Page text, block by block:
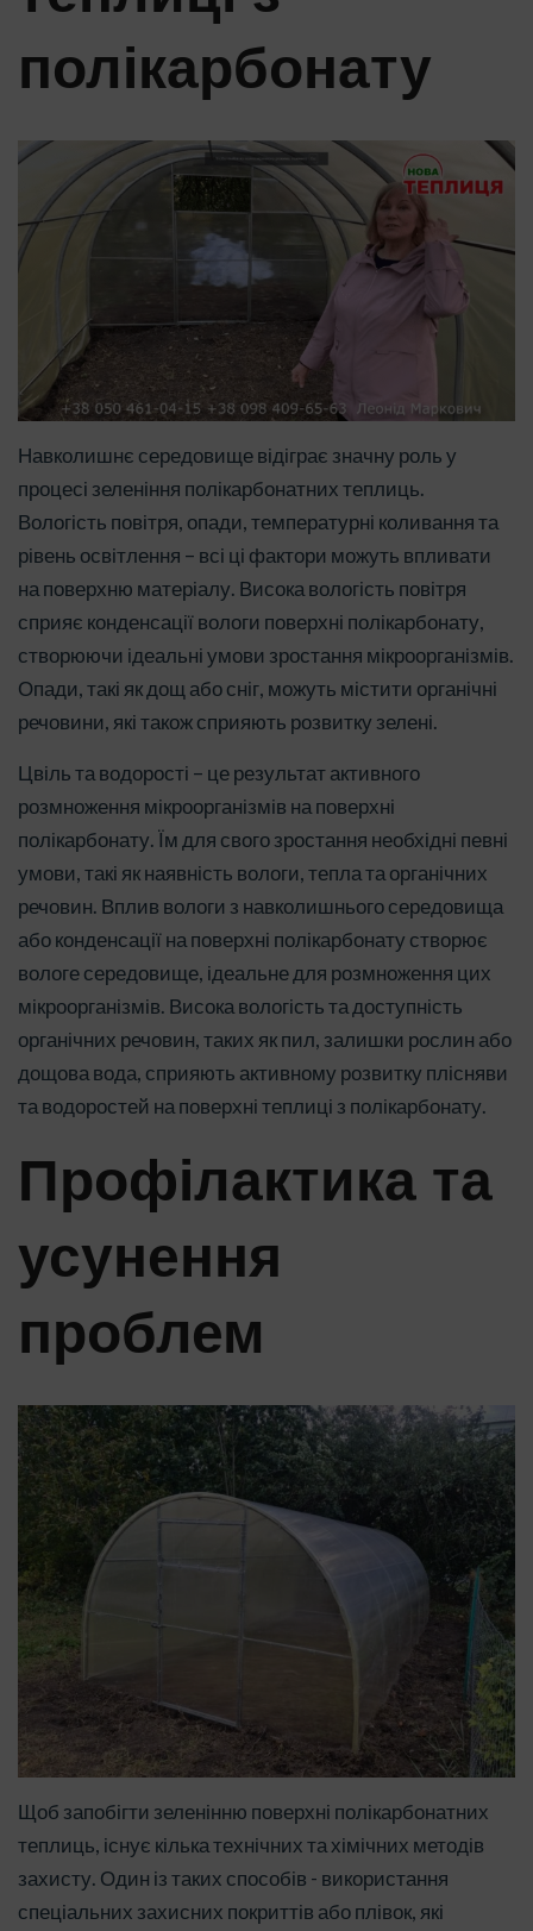
полікарбонату
Навколишнє середовище відіграє значну роль у
процесі зеленіння полікарбонатних теплиць.
Вологість повітря, опади, температурні коливання та
рівень освітлення – всі ці фактори можуть впливати
на поверхню матеріалу. Висока вологість повітря
сприяє конденсації вологи поверхні полікарбонату,
створюючи ідеальні умови зростання мікроорганізмів.
Опади, такі як дощ або сніг, можуть містити органічні
речовини, які також сприяють розвитку зелені.
Цвіль та водорості – це результат активного
розмноження мікроорганізмів на поверхні
полікарбонату. Їм для свого зростання необхідні певні
умови, такі як наявність вологи, тепла та органічних
речовин. Вплив вологи з навколишнього середовища
або конденсації на поверхні полікарбонату створює
вологе середовище, ідеальне для розмноження цих
мікроорганізмів. Висока вологість та доступність
органічних речовин, таких як пил, залишки рослин або
дощова вода, сприяють активному розвитку плісняви
та водоростей на поверхні теплиці з полікарбонату.
Профілактика та
усунення
проблем
Щоб запобігти зеленінню поверхні полікарбонатних
теплиць, існує кілька технічних та хімічних методів
захисту. Один із таких способів - використання
спеціальних захисних покриттів або плівок, які